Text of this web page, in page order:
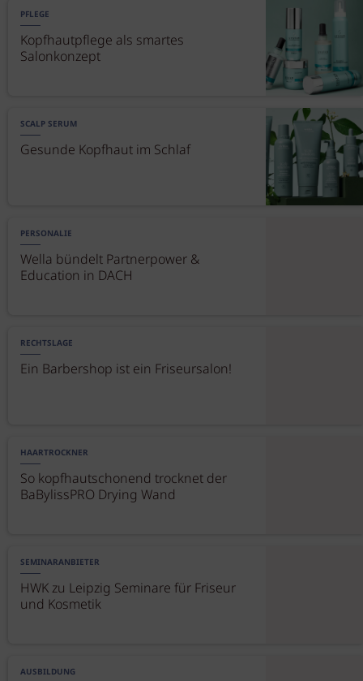
PFLEGE
Kopfhautpflege als smartes
Salonkonzept
SCALP SERUM
Gesunde Kopfhaut im Schlaf
PERSONALIE
Wella bündelt Partnerpower &
Education in DACH
RECHTSLAGE
Ein Barbershop ist ein Friseursalon!
HAARTROCKNER
So kopfhautschonend trocknet der
BaBylissPRO Drying Wand
SEMINARANBIETER
HWK zu Leipzig Seminare für Friseur
und Kosmetik
AUSBILDUNG